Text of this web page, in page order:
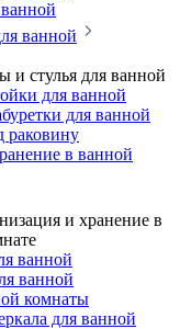
ванной
и стулья для ванной
для ванной
для ванной
в ванной
и хранение в
ванной
ванной
комнаты
для ванной